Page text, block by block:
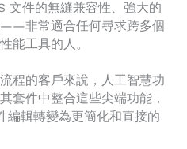
文件的無縫兼容性、強大的
非常適合任何尋求跨多個
能工具的人。
程的客戶來說，人工智慧功
套件中整合這些尖端功能，
編輯轉變為更簡化和直接的